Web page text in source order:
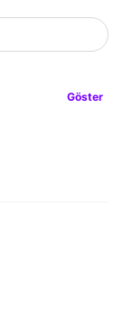
Göster